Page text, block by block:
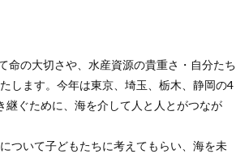
命の大切さや、水産資源の貴重さ・自分たち
します。今年は東京、埼玉、栃木、静岡の4
ぐために、海を介して人と人とがつなが
ついて子どもたちに考えてもらい、海を未